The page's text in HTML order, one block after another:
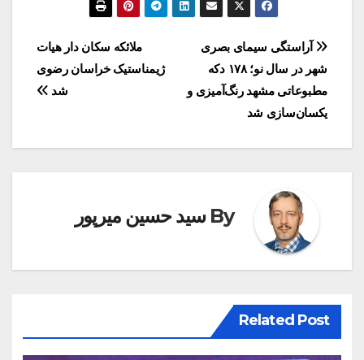
راهبری
نوشته
ملائکه سکان دار هیات
ژیمناستیک خراسان رضوی
شد
آراستگی سیمای بصری
شهر در سال نو؛ ۱۷۸ دکه
مطبوعاتی مشهد رنگ‌آمیزی و
یکسان‌سازی شد
By سید حسین میرپور
Related Post